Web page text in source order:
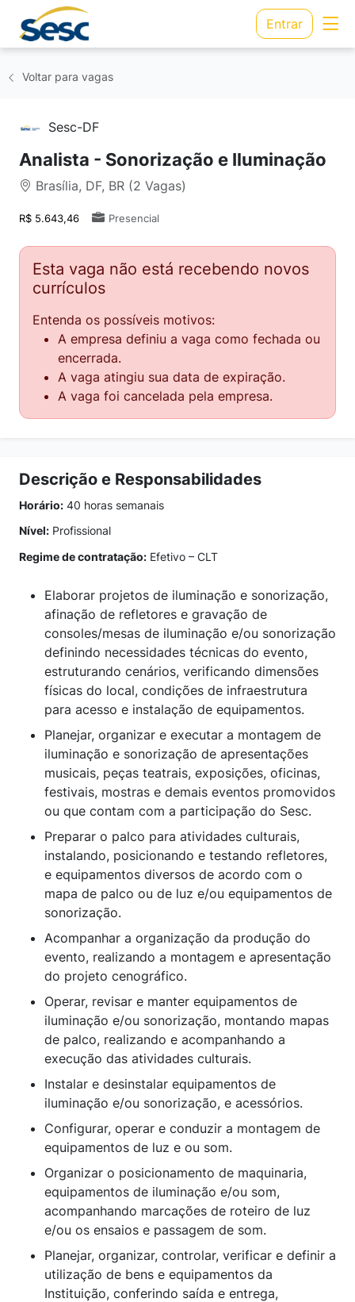
Entrar
Voltar para vagas
Sesc-DF
Analista - Sonorização e Iluminação
Brasília, DF, BR (2 Vagas)
R$ 5.643,46 Presencial
Esta vaga não está recebendo novos
currículos
Entenda os possíveis motivos:
A empresa definiu a vaga como fechada ou
encerrada.
A vaga atingiu sua data de expiração.
A vaga foi cancelada pela empresa.
Descrição e Responsabilidades
Horário: 40 horas semanais
Nível: Profissional
Regime de contratação: Efetivo – CLT
Elaborar projetos de iluminação e sonorização,
afinação de refletores e gravação de
consoles/mesas de iluminação e/ou sonorização
definindo necessidades técnicas do evento,
estruturando cenários, verificando dimensões
físicas do local, condições de infraestrutura
para acesso e instalação de equipamentos.
Planejar, organizar e executar a montagem de
iluminação e sonorização de apresentações
musicais, peças teatrais, exposições, oficinas,
festivais, mostras e demais eventos promovidos
ou que contam com a participação do Sesc.
Preparar o palco para atividades culturais,
instalando, posicionando e testando refletores,
e equipamentos diversos de acordo com o
mapa de palco ou de luz e/ou equipamentos de
sonorização.
Acompanhar a organização da produção do
evento, realizando a montagem e apresentação
do projeto cenográfico.
Operar, revisar e manter equipamentos de
iluminação e/ou sonorização, montando mapas
de palco, realizando e acompanhando a
execução das atividades culturais.
Instalar e desinstalar equipamentos de
iluminação e/ou sonorização, e acessórios.
Configurar, operar e conduzir a montagem de
equipamentos de luz e ou som.
Organizar o posicionamento de maquinaria,
equipamentos de iluminação e/ou som,
acompanhando marcações de roteiro de luz
e/ou os ensaios e passagem de som.
Planejar, organizar, controlar, verificar e definir a
utilização de bens e equipamentos da
Instituição, conferindo saída e entrega,